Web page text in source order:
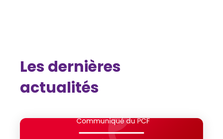
Les dernières
actualités